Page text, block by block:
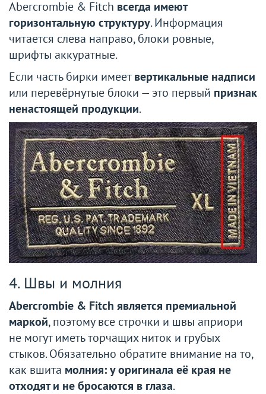
Abercrombie & Fitch всегда имеют
горизонтальную структуру. Информация
читается слева направо, блоки ровные,
шрифты аккуратные.
Если часть бирки имеетвертикальные надписи
или перевёрнутые блоки — это первый признак
ненастоящей продукции.
4. Швы и молния
Abercrombie & Fitch является премиальной
маркой, поэтому все строчки и швы априори
не могут иметь торчащих ниток и грубых
стыков. Обязательно обратите внимание на то,
как вшита молния: у оригинала её края не
отходят и не бросаются в глаза.